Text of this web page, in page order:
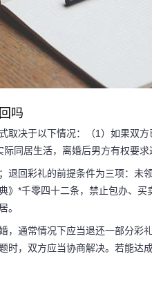
吗
取决于以下情况：（1）如果双
同居生活，离婚后男方有权要求
退回彩礼的前提条件为三项：未
》*千零四十二条，禁止包办、
。
，通常情况下应当退还一部分彩
时，双方应当协商解决。若能达
阅读更多